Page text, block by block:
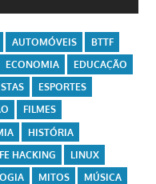
AUTOMÓVEIS
BTTF
ECONOMIA
EDUCAÇÃO
ESPORTES
FILMES
HISTÓRIA
HACKING
LINUX
MITOS
MÚSICA